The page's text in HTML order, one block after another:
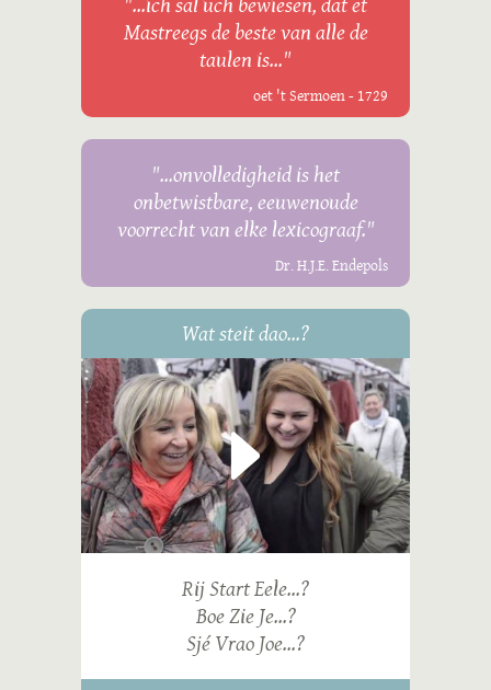
Mastreegs de beste van alle de
taulen is..."
oet 't Sermoen - 1729
"...onvolledigheid is het
onbetwistbare, eeuwenoude
voorrecht van elke lexicograaf."
Dr. H.J.E. Endepols
Wat steit dao...?
Rij Start Eele...?
Boe Zie Je...?
Sjé Vrao Joe...?